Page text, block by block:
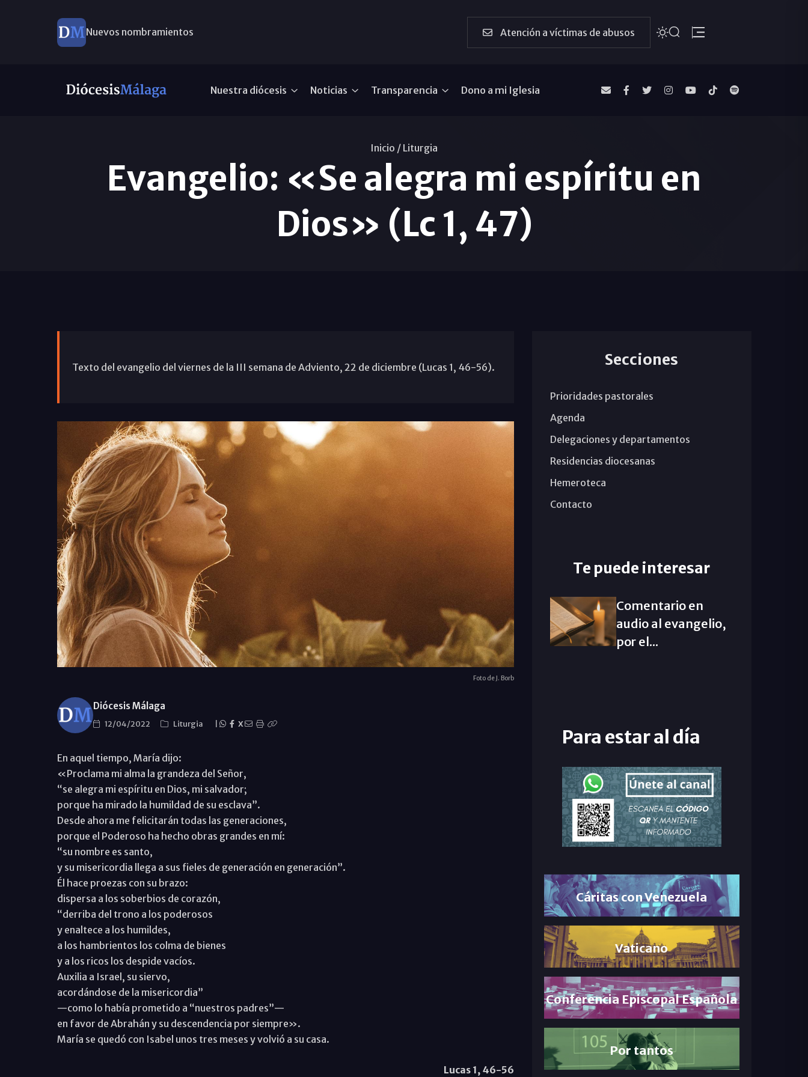
Nuevos nombramientos Atención a víctimas de abusos
Nuestra diócesis Noticias Transparencia Dono a mi Iglesia
Inicio / Liturgia
Evangelio: «Se alegra mi espíritu en
Dios» (Lc 1, 47)
Texto del evangelio del viernes de la III semana de Adviento, 22 de diciembre (Lucas 1, 46-56).
Foto de J. Borb
Diócesis Málaga
12/04/2022 Liturgia X
En aquel tiempo, María dijo:
«Proclama mi alma la grandeza del Señor,
“se alegra mi espíritu en Dios, mi salvador;
porque ha mirado la humildad de su esclava”.
Desde ahora me felicitarán todas las generaciones,
porque el Poderoso ha hecho obras grandes en mí:
“su nombre es santo,
y su misericordia llega a sus fieles de generación en generación”.
Él hace proezas con su brazo:
dispersa a los soberbios de corazón,
“derriba del trono a los poderosos
y enaltece a los humildes,
a los hambrientos los colma de bienes
y a los ricos los despide vacíos.
Auxilia a Israel, su siervo,
acordándose de la misericordia”
—como lo había prometido a “nuestros padres”—
en favor de Abrahán y su descendencia por siempre».
María se quedó con Isabel unos tres meses y volvió a su casa.
Lucas 1, 46-56
Secciones
Prioridades pastorales
Agenda
Delegaciones y departamentos
Residencias diocesanas
Hemeroteca
Contacto
Te puede interesar
Comentario en
audio al evangelio,
por el...
Para estar al día
Cáritas con Venezuela
Vaticano
Conferencia Episcopal Española
Por tantos